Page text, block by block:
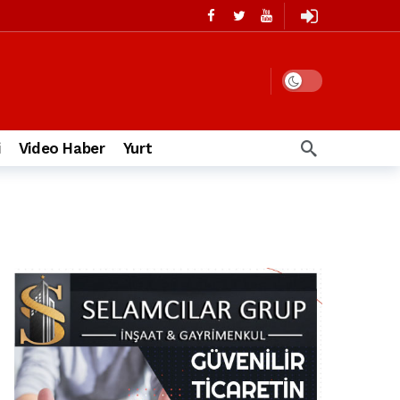
Video Haber Yurt